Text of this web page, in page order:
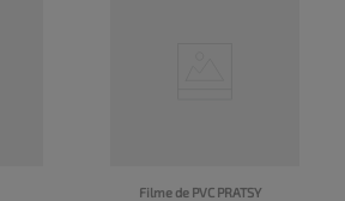
Filme de PVC PRATSY